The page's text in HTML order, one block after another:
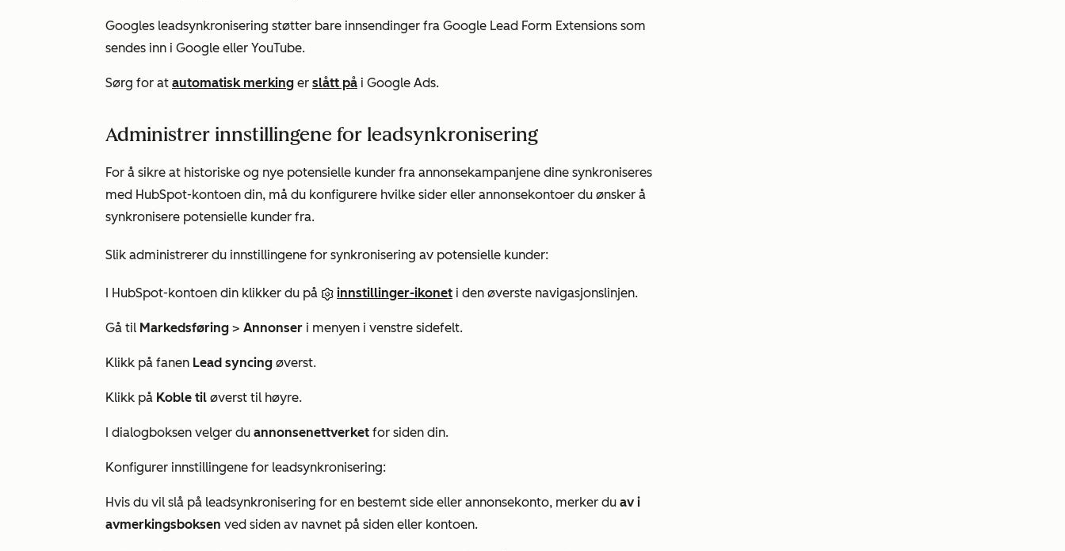
Googles leadsynkronisering støtter bare innsendinger fra Google Lead Form Extensions som
sendes inn i Google eller YouTube.
Sørg for at automatisk merking er slått på i Google Ads.
Administrer innstillingene for leadsynkronisering
For å sikre at historiske og nye potensielle kunder fra annonsekampanjene dine synkroniseres
med HubSpot-kontoen din, må du konfigurere hvilke sider eller annonsekontoer du ønsker å
synkronisere potensielle kunder fra.
Slik administrerer du innstillingene for synkronisering av potensielle kunder:
I HubSpot-kontoen din klikker du på innstillinger-ikonet i den øverste navigasjonslinjen.
Gå til Markedsføring > Annonser i menyen i venstre sidefelt.
Klikk på fanen Lead syncing øverst.
Klikk på Koble til øverst til høyre.
I dialogboksen velger du annonsenettverket for siden din.
Konfigurer innstillingene for leadsynkronisering:
Hvis du vil slå på leadsynkronisering for en bestemt side eller annonsekonto, merker du av i
avmerkingsboksen ved siden av navnet på siden eller kontoen.